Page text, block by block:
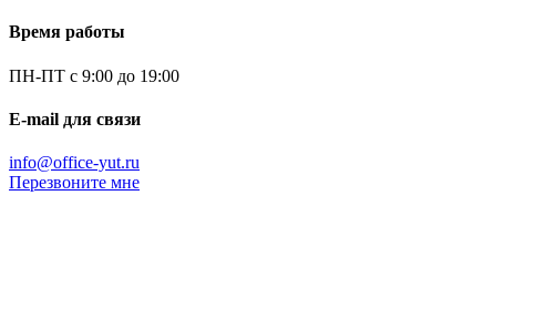
Время работы
ПН-ПТ с 9:00 до 19:00
E-mail для связи
info@office-yut.ru
Перезвоните мне